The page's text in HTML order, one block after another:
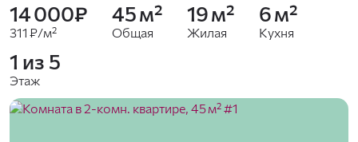
14 000₽
311 ₽/м²
45 м²
Общая
19 м²
Жилая
6 м²
Кухня
1 из 5
Этаж